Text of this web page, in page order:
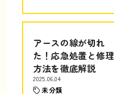
アースの線が切れ
た！応急処置と修理
方法を徹底解説
2025.06.04
未分類